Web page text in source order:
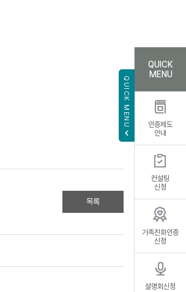
목록
QUICK MENU
QUICK
MENU
인증제도
안내
컨설팅
신청
가족친화인증
신청
설명회신청